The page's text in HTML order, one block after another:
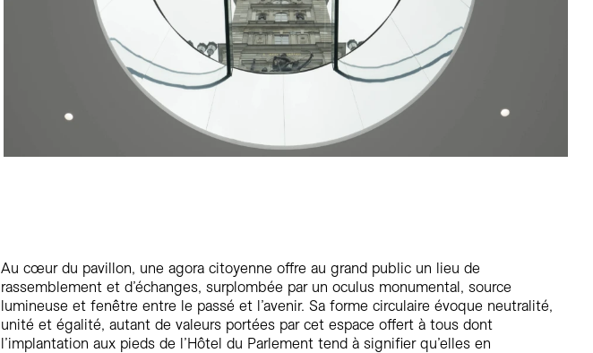
Au cœur du pavillon, une agora citoyenne offre au grand public un lieu de
rassemblement et d’échanges, surplombée par un oculus monumental, source
lumineuse et fenêtre entre le passé et l’avenir. Sa forme circulaire évoque neutralité,
unité et égalité, autant de valeurs portées par cet espace offert à tous dont
l’implantation aux pieds de l’Hôtel du Parlement tend à signifier qu’elles en